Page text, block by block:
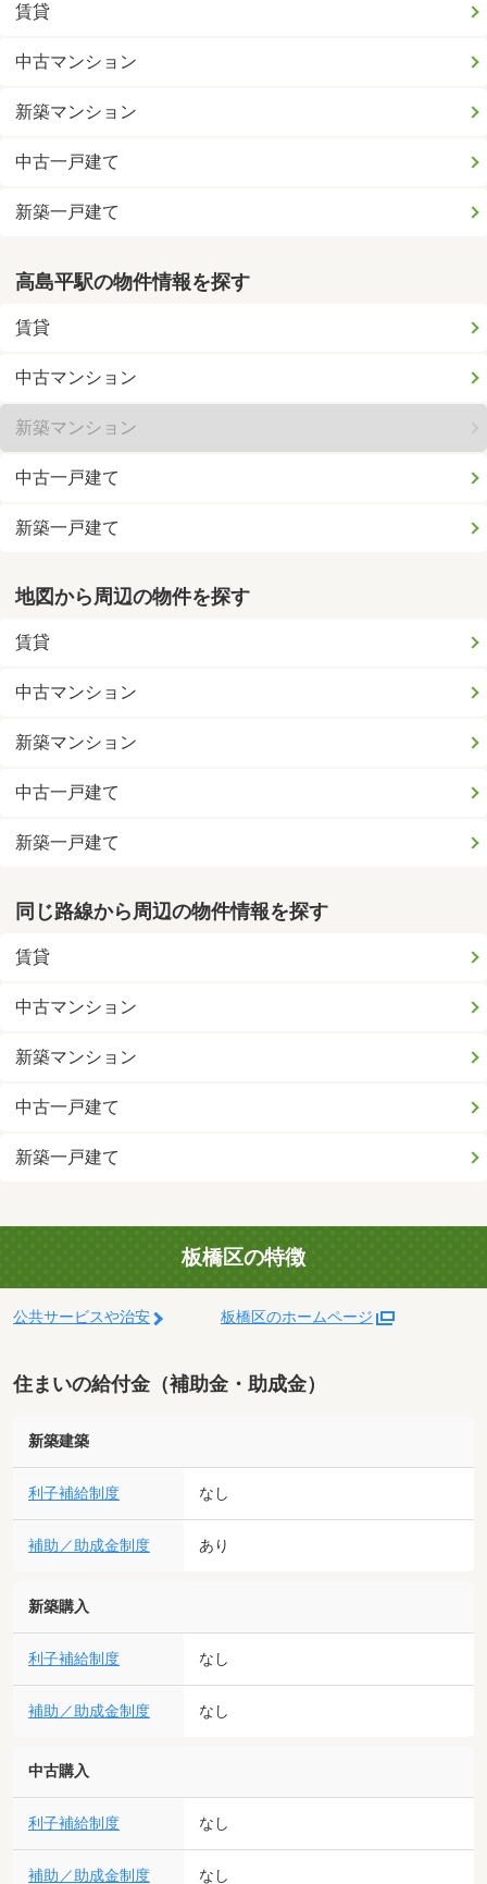
賃貸
中古マンション
新築マンション
中古一戸建て
新築一戸建て
高島平駅の物件情報を探す
賃貸
中古マンション
新築マンション
中古一戸建て
新築一戸建て
地図から周辺の物件を探す
賃貸
中古マンション
新築マンション
中古一戸建て
新築一戸建て
同じ路線から周辺の物件情報を探す
賃貸
中古マンション
新築マンション
中古一戸建て
新築一戸建て
板橋区の特徴
公共サービスや治安 板橋区のホームページ
住まいの給付金（補助金・助成金）
新築建築
利子補給制度 なし
補助／助成金制度 あり
新築購入
利子補給制度 なし
補助／助成金制度 なし
中古購入
利子補給制度 なし
補助／助成金制度 なし